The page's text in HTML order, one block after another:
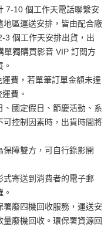
7-10 個工作天電話聯繫安
區運送安排，皆由配合廠
3 個工作天安排出貨，出
單獨購買影音 VIP 訂閱方
費，若單筆訂單金額未達
費。
國定假日、節慶活動、系
控制因素時，出貨時間將
障雙方，可自行錄影開
寄送到消費者的電子郵
廢四機回收服務，運送安
廢機回收。環保署資源回